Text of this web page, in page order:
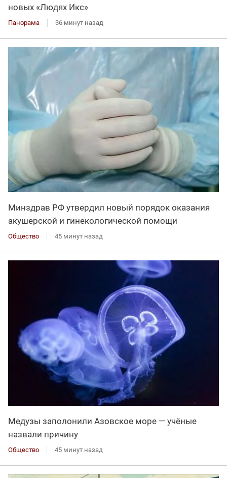
новых «Людях Икс»
Панорама 36 минут назад
Минздрав РФ утвердил новый порядок оказания
акушерской и гинекологической помощи
Общество 45 минут назад
Медузы заполонили Азовское море — учёные
назвали причину
Общество 45 минут назад